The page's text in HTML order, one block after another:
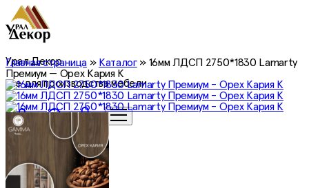
Урал Декор
все для производства мебели
Главная страница» Каталог» 16мм ЛДСП 2750*1830 Lamarty
Премиум — Орех Кария К